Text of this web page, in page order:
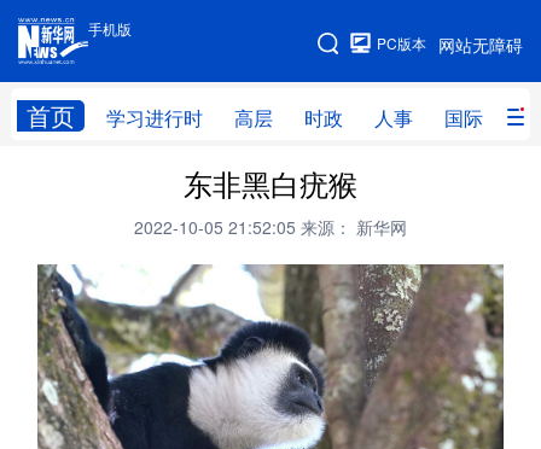
手机版
网站无障碍
PC版本
首页 学习进行时 高层 时政 人事 国际 财
手机版
网站地图
高层 时政
财经 网评
台湾 思客智库 全球连线 教育
科技 科创 量子 体育
文化 书画 健康 军事
访谈 视频 图片 政务
东非黑白疣猴
2022-10-05 21:52:05 来源： 新华网